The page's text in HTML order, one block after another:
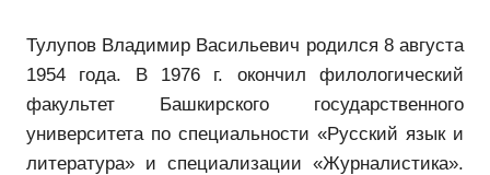
Тулупов Владимир Васильевич родился 8 августа
1954 года. В 1976 г. окончил филологический
факультет Башкирского государственного
университета по специальности «Русский язык и
литература» и специализации «Журналистика».